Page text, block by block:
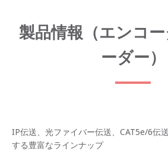
製品情報（エンコ
ーダー）
IP伝送、光ファイバー伝送、CAT5e/6伝
する豊富なラインナップ